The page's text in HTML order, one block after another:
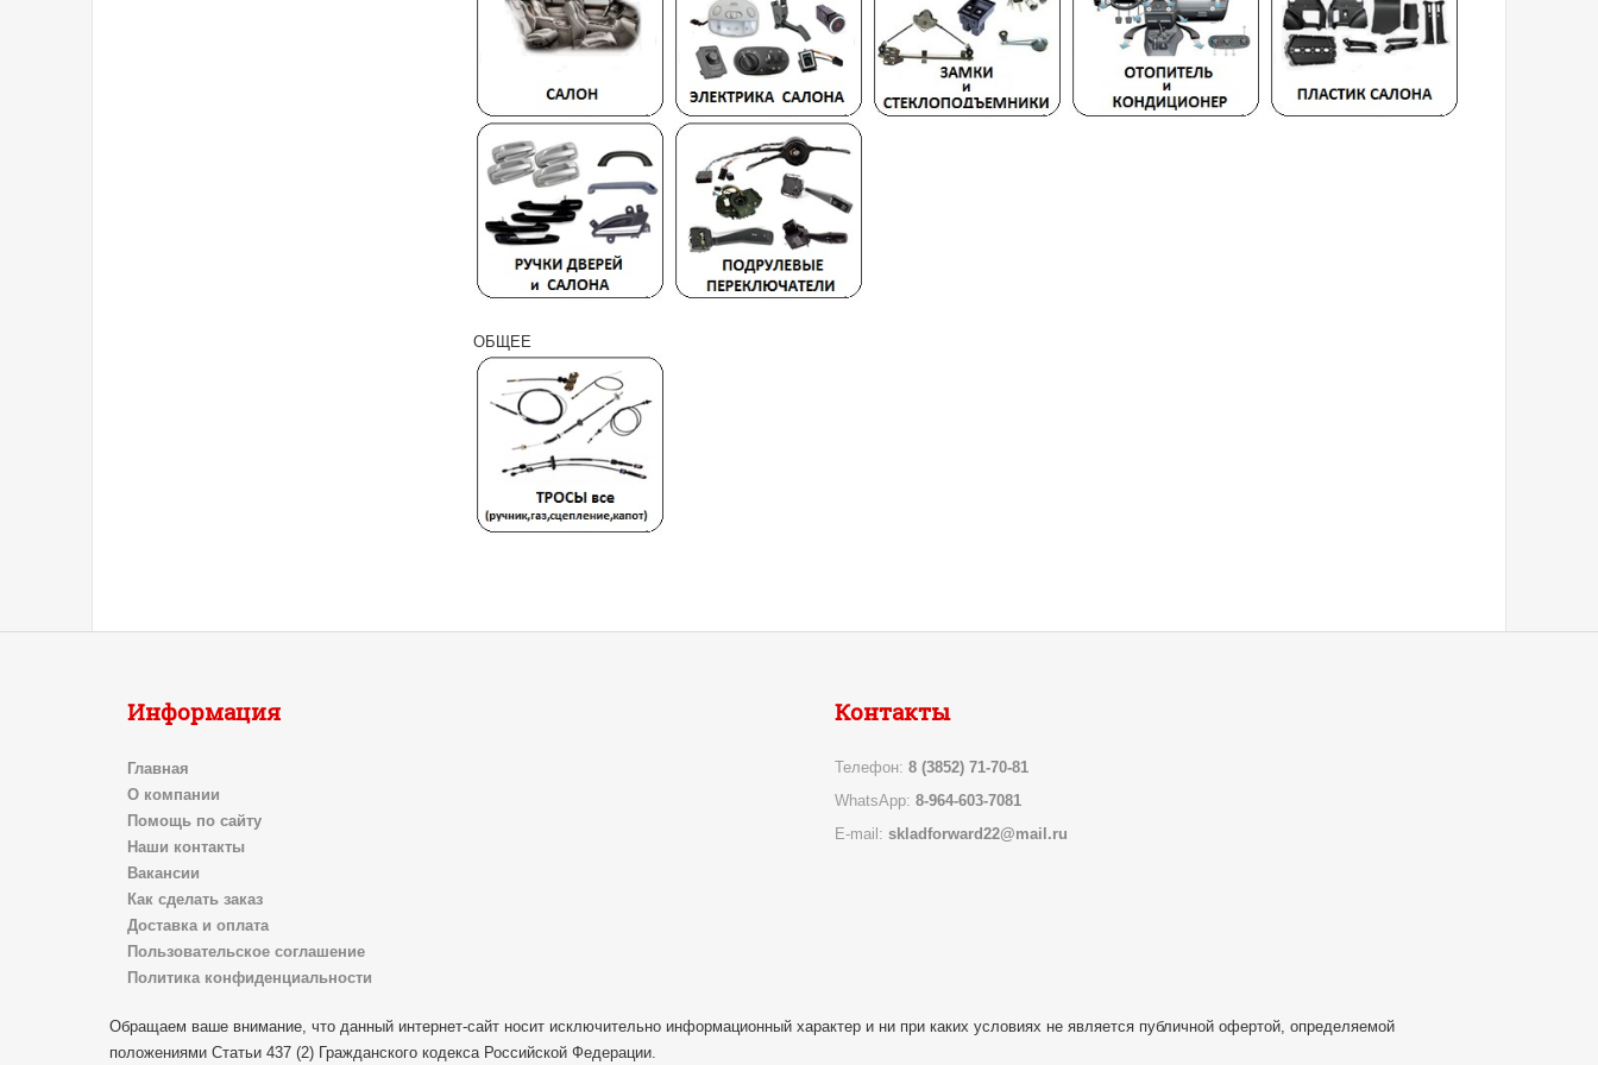
ОБЩЕЕ
Информация
Главная
О компании
Помощь по сайту
Наши контакты
Вакансии
Как сделать заказ
Доставка и оплата
Пользовательское соглашение
Политика конфиденциальности
Контакты
Телефон: 8 (3852) 71-70-81
WhatsApp: 8-964-603-7081
E-mail: skladforward22@mail.ru
Обращаем ваше внимание, что данный интернет-сайт носит исключительно информационный характер и ни при каких условиях не является публичной офертой, определяемой
положениями Статьи 437 (2) Гражданского кодекса Российской Федерации.